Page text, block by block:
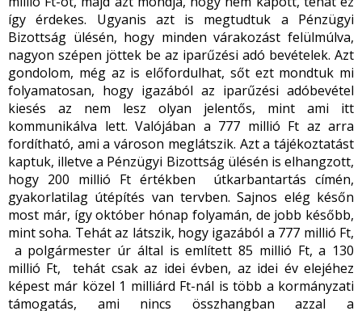
így érdekes. Ugyanis azt is megtudtuk a Pénzügyi
Bizottság ülésén, hogy minden várakozást felülmúlva,
nagyon szépen jöttek be az iparűzési adó bevételek. Azt
gondolom, még az is előfordulhat, sőt ezt mondtuk mi
folyamatosan, hogy igazából az iparűzési adóbevétel
kiesés az nem lesz olyan jelentős, mint ami itt
kommunikálva lett. Valójában a 777 millió Ft az arra
fordítható, ami a városon meglátszik. Azt a tájékoztatást
kaptuk, illetve a Pénzügyi Bizottság ülésén is elhangzott,
hogy 200 millió Ft értékben útkarbantartás címén,
gyakorlatilag útépítés van tervben. Sajnos elég későn
most már, így október hónap folyamán, de jobb később,
mint soha. Tehát az látszik, hogy igazából a 777 millió Ft,
a polgármester úr által is említett 85 millió Ft, a 130
millió Ft, tehát csak az idei évben, az idei év elejéhez
képest már közel 1 milliárd Ft-nál is több a kormányzati
támogatás, ami nincs összhangban azzal a